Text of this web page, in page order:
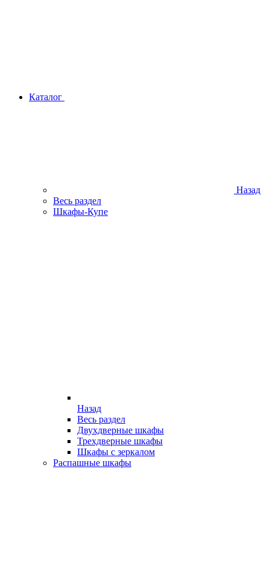
Каталог
Назад
Весь раздел
Шкафы-Купе
Назад
Весь раздел
Двухдверные шкафы
Трехдверные шкафы
Шкафы с зеркалом
Распашные шкафы